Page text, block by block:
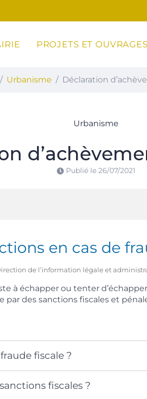
PROJETS ET OUVRAGES
Urbanisme Déclaration
Urbanisme
Publié le 26/07/2021
en cas de
de l’information légale et
à échapper ou tenter
par des sanctions fiscales et
fiscale ?
fiscales ?